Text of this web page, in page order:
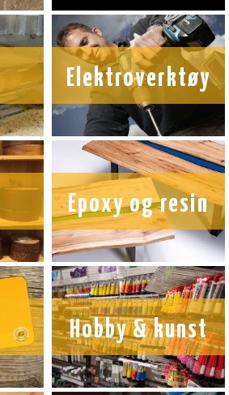
Elektroverktøy
Epoxy og resin
Hobby & kunst